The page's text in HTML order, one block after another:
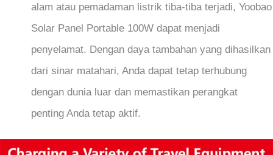
alam atau pemadaman listrik tiba-tiba terjadi, Yoobao
Solar Panel Portable 100W dapat menjadi
penyelamat. Dengan daya tambahan yang dihasilkan
dari sinar matahari, Anda dapat tetap terhubung
dengan dunia luar dan memastikan perangkat
penting Anda tetap aktif.